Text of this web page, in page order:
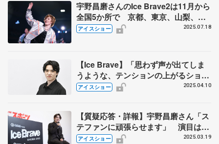
宇野昌磨さんのIce Brave2は11月から
全国5か所で 京都、東京、山梨、島
根、宮城 吉野晃平さん、佐藤由基さ
アイスショー 2025.07.18
【Ice Brave】「思わず声が出てしま
うような、テンションの上がるショー
にしたい」 宇野昌磨さん、福岡市で
アイスショー 2025.04.10
【質疑応答・詳報】宇野昌磨さん「ス
テファンに頑張らせます」 演目は本
番のお楽しみ アイスショー「Ice
アイスショー 2025.03.19